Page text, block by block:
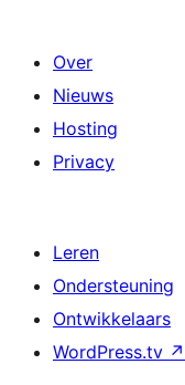
Over
Nieuws
Hosting
Privacy
Leren
Ondersteuning
Ontwikkelaars
WordPress.tv ↗